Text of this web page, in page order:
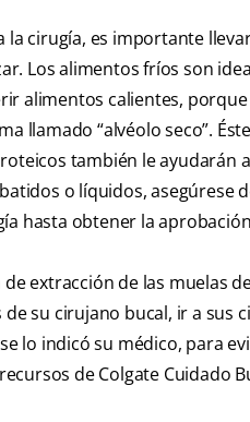
cirugía, es importante
Los alimentos fríos son
alimentos calientes,
llamado “alvéolo seco”.
también le ayudarán
o líquidos, asegúrese
hasta obtener la
extracción de las muelas
su cirujano bucal, ir a sus
lo indicó su médico, para
de Colgate Cuidado